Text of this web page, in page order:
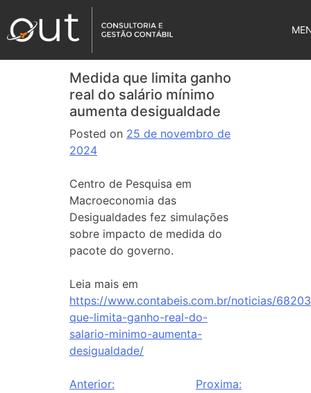
Medida que limita ganho
real do salário mínimo
aumenta desigualdade
Posted on 25 de novembro de
2024
Centro de Pesquisa em
Macroeconomia das
Desigualdades fez simulações
sobre impacto de medida do
pacote do governo.
Leia mais em
https://www.contabeis.com.br/noticias/
que-limita-ganho-real-do-
salario-minimo-aumenta-
desigualdade/
Anterior:
Proxima: